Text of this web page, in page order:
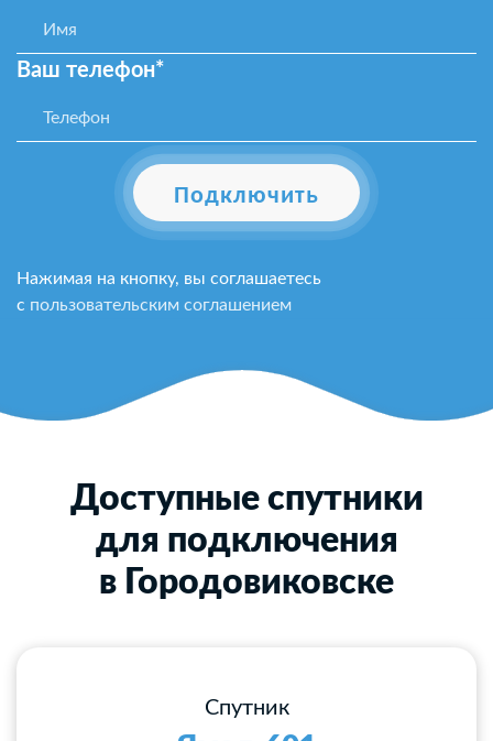
Ваш телефон*
Подключить
Нажимая на кнопку, вы соглашаетесь
с пользовательским соглашением
Доступные спутники
для подключения
в Городовиковске
Спутник